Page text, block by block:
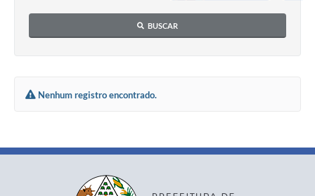
BUSCAR
Nenhum registro encontrado.